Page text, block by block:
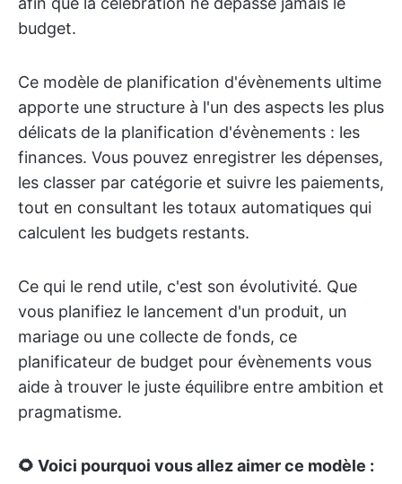
budget.
Ce modèle de planification d'évènements ultime
apporte une structure à l'un des aspects les plus
délicats de la planification d'évènements : les
finances. Vous pouvez enregistrer les dépenses,
les classer par catégorie et suivre les paiements,
tout en consultant les totaux automatiques qui
calculent les budgets restants.
Ce qui le rend utile, c'est son évolutivité. Que
vous planifiez le lancement d'un produit, un
mariage ou une collecte de fonds, ce
planificateur de budget pour évènements vous
aide à trouver le juste équilibre entre ambition et
pragmatisme.
🌻 Voici pourquoi vous allez aimer ce modèle :